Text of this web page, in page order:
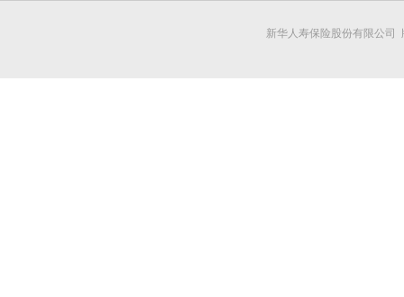
新华人寿保险股份有限公